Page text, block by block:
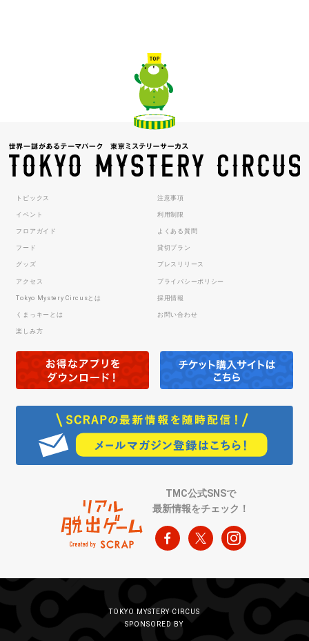
トピックス
イベント
フロアガイド
フード
グッズ
アクセス
Tokyo Mystery Circusとは
くまっキーとは
楽しみ方
注意事項
利用制限
よくある質問
貸切プラン
プレスリリース
プライバシーポリシー
採用情報
お問い合わせ
TMC公式SNSで
最新情報をチェック！
TOKYO MYSTERY CIRCUS
SPONSORED BY